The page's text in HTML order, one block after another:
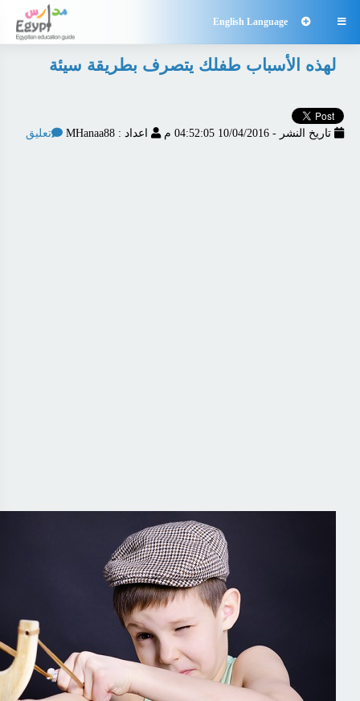

English Language
لهذه الأسباب طفلك يتصرف بطريقة سيئة
تاريخ النشر - 10/04/2016 04:52:05 م اعداد : MHanaa88 تعليق